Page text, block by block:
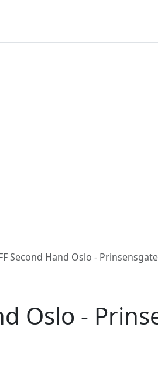
Second Hand Oslo - Prinsensgate
Oslo -